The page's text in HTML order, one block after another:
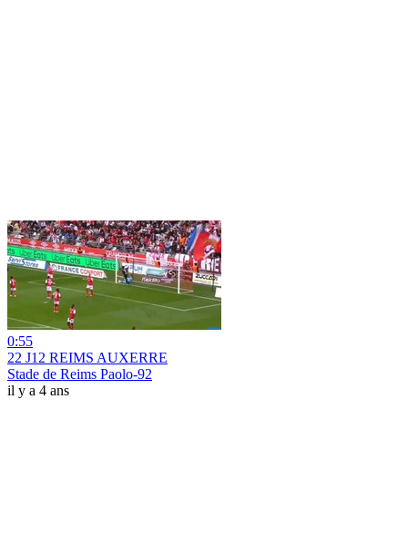
0:55
22 J12 REIMS AUXERRE
Stade de Reims Paolo-92
il y a 4 ans